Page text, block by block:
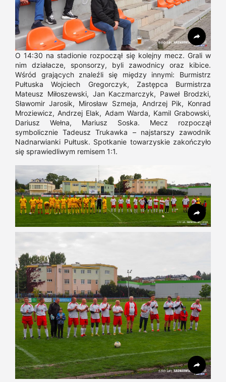
O 14:30 na stadionie rozpoczął się kolejny mecz. Grali w
nim działacze, sponsorzy, byli zawodnicy oraz kibice.
Wśród grających znaleźli się między innymi: Burmistrz
Pułtuska Wojciech Gregorczyk, Zastępca Burmistrza
Mateusz Miłoszewski, Jan Kaczmarczyk, Paweł Brodzki,
Sławomir Jarosik, Mirosław Szmeja, Andrzej Pik, Konrad
Mroziewicz, Andrzej Elak, Adam Warda, Kamil Grabowski,
Dariusz Wełna, Mariusz Soska. Mecz rozpoczął
symbolicznie Tadeusz Trukawka – najstarszy zawodnik
Nadnarwianki Pułtusk. Spotkanie towarzyskie zakończyło
się sprawiedliwym remisem 1:1.